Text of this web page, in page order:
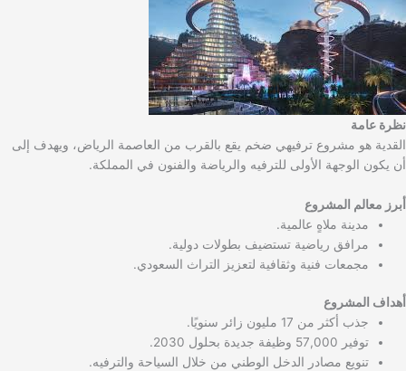
نظرة عامة
القدية هو مشروع ترفيهي ضخم يقع بالقرب من العاصمة الرياض، ويهدف إلى
أن يكون الوجهة الأولى للترفيه والرياضة والفنون في المملكة.
أبرز معالم المشروع
مدينة ملاهٍ عالمية.
مرافق رياضية تستضيف بطولات دولية.
مجمعات فنية وثقافية لتعزيز التراث السعودي.
أهداف المشروع
جذب أكثر من 17 مليون زائر سنويًا.
توفير 57,000 وظيفة جديدة بحلول 2030.
تنويع مصادر الدخل الوطني من خلال السياحة والترفيه.